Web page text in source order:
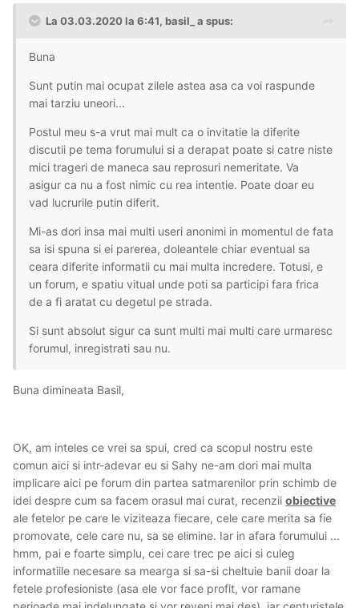
La 03.03.2020 la 6:41, basil_ a spus:
Buna
Sunt putin mai ocupat zilele astea asa ca voi raspunde
mai tarziu uneori...
Postul meu s-a vrut mai mult ca o invitatie la diferite
discutii pe tema forumului si a derapat poate si catre niste
mici trageri de maneca sau reprosuri nemeritate. Va
asigur ca nu a fost nimic cu rea intentie. Poate doar eu
vad lucrurile putin diferit.
Mi-as dori insa mai multi useri anonimi in momentul de fata
sa isi spuna si ei parerea, doleantele chiar eventual sa
ceara diferite informatii cu mai multa incredere. Totusi, e
un forum, e spatiu vitual unde poti sa participi fara frica
de a fi aratat cu degetul pe strada.
Si sunt absolut sigur ca sunt multi mai multi care urmaresc
forumul, inregistrati sau nu.
Buna dimineata Basil,
OK, am inteles ce vrei sa spui, cred ca scopul nostru este
comun aici si intr-adevar eu si Sahy ne-am dori mai multa
implicare aici pe forum din partea satmarenilor prin schimb de
idei despre cum sa facem orasul mai curat, recenzii obiective
ale fetelor pe care le viziteaza fiecare, cele care merita sa fie
promovate, cele care nu, sa se elimine. Iar in afara forumului ...
hmm, pai e foarte simplu, cei care trec pe aici si culeg
informatiile necesare sa mearga si sa-si cheltuie banii doar la
fetele profesioniste (asa ele vor face profit, vor ramane